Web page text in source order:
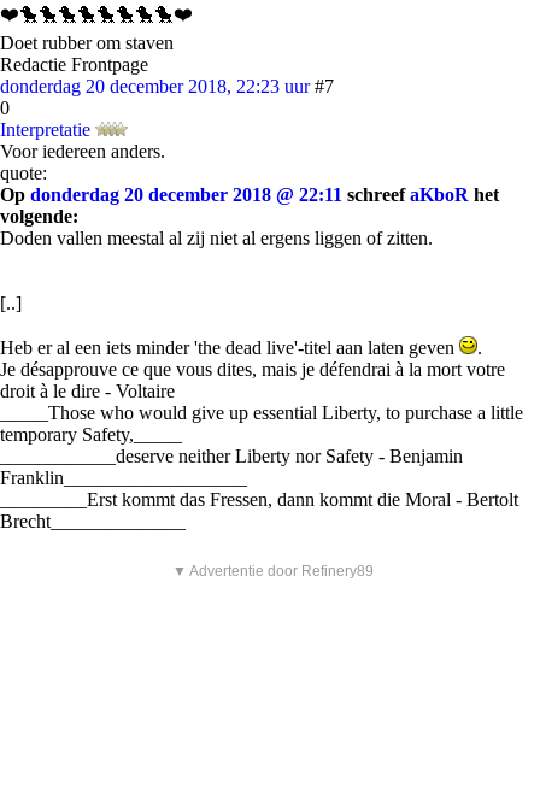
❤️🐤🐤🐤🐤🐤🐤🐤🐤❤️
Doet rubber om staven
Redactie Frontpage
donderdag 20 december 2018, 22:23 uur #7
0
Interpretatie
Voor iedereen anders.
quote:
Op donderdag 20 december 2018 @ 22:11 schreefaKboR het
volgende:
Doden vallen meestal al zij niet al ergens liggen of zitten.
[..]
Heb er al een iets minder 'the dead live'-titel aan laten geven
.
Je désapprouve ce que vous dites, mais je défendrai à la mort votre
droit à le dire - Voltaire
_____Those who would give up essential Liberty, to purchase a little
temporary Safety,_____
____________deserve neither Liberty nor Safety - Benjamin
Franklin___________________
_________Erst kommt das Fressen, dann kommt die Moral - Bertolt
Brecht______________
▼ Advertentie door Refinery89